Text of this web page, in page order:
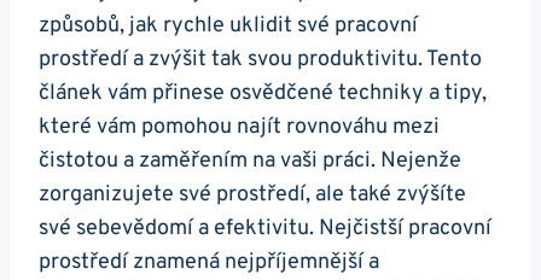
způsobů, jak rychle uklidit své pracovní
prostředí a zvýšit tak svou produktivitu. Tento
článek vám přinese osvědčené techniky a tipy,
které vám pomohou najít rovnováhu mezi
čistotou a zaměřením na vaši práci. Nejenže
zorganizujete své prostředí, ale také zvýšíte
své sebevědomí a efektivitu. Nejčistší pracovní
prostředí znamená nejpříjemnější a